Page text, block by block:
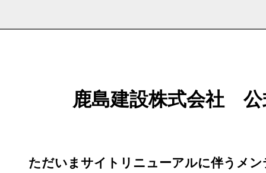
鹿島建設株式会社
ただいまサイトリニューアルに伴うメ